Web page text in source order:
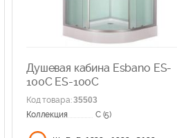
Душевая кабина Esbano ES-
100C ES-100C
Код товара:35503
Коллекция
C (5)